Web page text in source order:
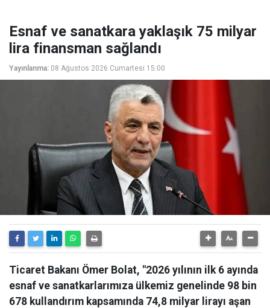
Esnaf ve sanatkara yaklaşık 75 milyar
lira finansman sağlandı
Yayınlanma: 08 Ağustos 2026 Cumartesi 15:00
Ticaret Bakanı Ömer Bolat, "2026 yılının ilk 6 ayında
esnaf ve sanatkarlarımıza ülkemiz genelinde 98 bin
678 kullandırım kapsamında 74,8 milyar lirayı aşan